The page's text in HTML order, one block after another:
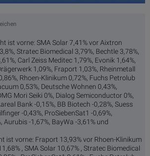
ist vorne: SMA Solar 7,41% vor Aixtron
Stratec Biomedical 3,79%, Bechtle 3,78%,
Carl Zeiss Meditec 1,79%, Evonik 1,64%,
1,09%, Fraport 1,03%, Rheinmetall
Rhoen-Klinikum 0,72%, Fuchs Petrolub
0,53%, Deutsche Wohnen 0,43%,
Mori Seiki 0%, Dialog Semiconductor 0%,
Bank -0,15%, BB Biotech -0,28%, Suess
-0,43%, ProSiebenSat1 -0,69%,
Aurubis -1,67%, BayWa -3,61% und
ist vorne: Fraport 13,93% vor Rhoen-Klinikum
, SMA Solar 10,67% , Stratec Biomedical